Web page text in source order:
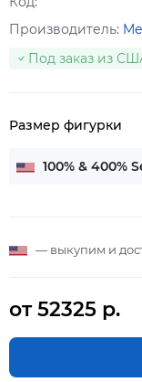
Производитель:
Под заказ из
Размер фигурки
100% & 400%
— выкупим и
от 52325 р.